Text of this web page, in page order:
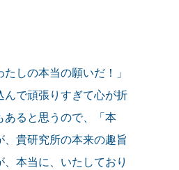
しの本当の願いだ！」
んで頑張りすぎて心が折
あると思うので、「本
、貴研究所の本来の趣旨
、本当に、いたしており